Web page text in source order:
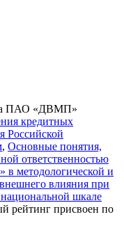
ПАО «ДВМП»
кредитных
Российской
, Основные понятия,
ответственностью
методологической и
влияния при
шкале
рейтинг присвоен по